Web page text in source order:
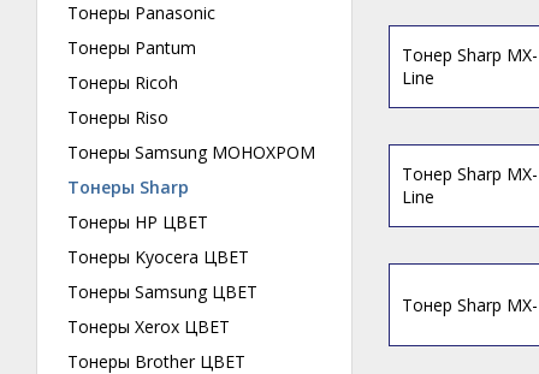
Тонеры Panasonic
Тонеры Pantum
Тонеры Ricoh
Тонеры Riso
Тонеры Samsung МОНОХРОМ
Тонеры Sharp
Тонеры HP ЦВЕТ
Тонеры Kyocera ЦВЕТ
Тонеры Samsung ЦВЕТ
Тонеры Xerox ЦВЕТ
Тонеры Brother ЦВЕТ
Тонер Sharp
Line
Тонер Sharp
Line
Тонер Sharp